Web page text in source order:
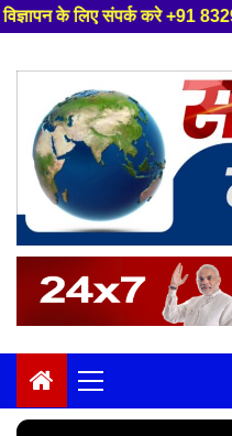
+91 8329626839 ,हमारे
content
Primary
Menu